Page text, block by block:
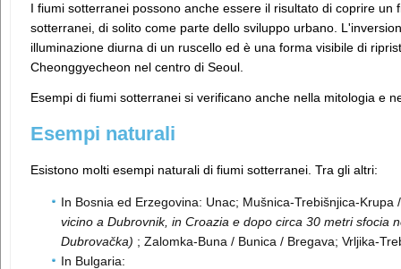
I fiumi sotterranei possono anche essere il risultato di coprire un
sotterranei, di solito come parte dello sviluppo urbano.
illuminazione diurna di un ruscello ed è una forma visibile di
Cheonggyecheon nel centro di Seoul.
Esempi di fiumi sotterranei si verificano anche nella mitologia e
Esempi naturali
Esistono molti esempi naturali di fiumi sotterranei. Tra gli altri:
In Bosnia ed Erzegovina: Unac; Mušnica-Trebišnjica-Krupa
vicino a Dubrovnik, in Croazia e dopo circa 30 metri sfocia
Dubrovačka) ; Zalomka-Buna / Bunica / Bregava; Vrljika-
In Bulgaria: